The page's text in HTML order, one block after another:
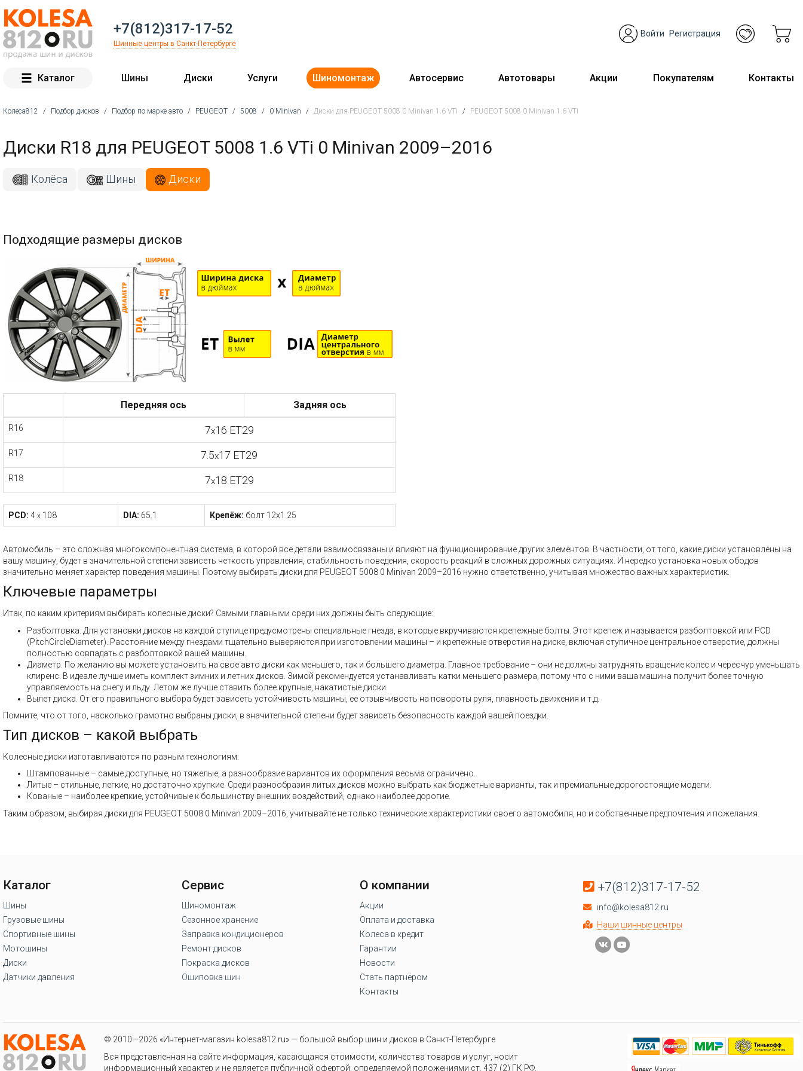
+7(812)317-17-52
Шинные центры в Санкт-Петербурге
Войти Регистрация
Каталог Шины Диски Услуги Шиномонтаж Автосервис Автотовары Акции Покупателям Контакты
Колеса812 / Подбор дисков / Подбор по марке авто / PEUGEOT / 5008 / 0 Minivan / Диски для PEUGEOT 5008 0 Minivan 1.6 VTi / PEUGEOT 5008 0 Minivan 1.6 VTi
Диски R18 для PEUGEOT 5008 1.6 VTi 0 Minivan 2009–2016
Колёса Шины Диски
Подходящие размеры дисков
Передняя ось Задняя ось
R16 7x16 ET29
R17 7.5x17 ET29
R18 7x18 ET29
PCD: 4 x 108 DIA: 65.1 Крепёж: болт 12x1.25
Автомобиль – это сложная многокомпонентная система, в которой все детали взаимосвязаны и влияют на функционирование других элементов. В частности, от того, какие диски установлены на
вашу машину, будет в значительной степени зависеть четкость управления, стабильность поведения, скорость реакций в сложных дорожных ситуациях. И нередко установка новых ободов
значительно меняет характер поведения машины. Поэтому выбирать диски для PEUGEOT 5008 0 Minivan 2009–2016 нужно ответственно, учитывая множество важных характеристик.
Ключевые параметры
Итак, по каким критериям выбирать колесные диски? Самыми главными среди них должны быть следующие:
Разболтовка. Для установки дисков на каждой ступице предусмотрены специальные гнезда, в которые вкручиваются крепежные болты. Этот крепеж и называется разболтовкой или PCD
(PitchCircleDiameter). Расстояние между гнездами тщательно выверяются при изготовлении машины – и крепежные отверстия на диске, включая ступичное центральное отверстие, должны
полностью совпадать с разболтовкой вашей машины.
Диаметр. По желанию вы можете установить на свое авто диски как меньшего, так и большего диаметра. Главное требование – они не должны затруднять вращение колес и чересчур уменьшать
клиренс. В идеале лучше иметь комплект зимних и летних дисков. Зимой рекомендуется устанавливать катки меньшего размера, потому что с ними ваша машина получит более точную
управляемость на снегу и льду. Летом же лучше ставить более крупные, накатистые диски.
Вылет диска. От его правильного выбора будет зависеть устойчивость машины, ее отзывчивость на повороты руля, плавность движения и т.д.
Помните, что от того, насколько грамотно выбраны диски, в значительной степени будет зависеть безопасность каждой вашей поездки.
Тип дисков – какой выбрать
Колесные диски изготавливаются по разным технологиям:
Штампованные – самые доступные, но тяжелые, а разнообразие вариантов их оформления весьма ограничено.
Литые – стильные, легкие, но достаточно хрупкие. Среди разнообразия литых дисков можно выбрать как бюджетные варианты, так и премиальные дорогостоящие модели.
Кованые – наиболее крепкие, устойчивые к большинству внешних воздействий, однако наиболее дорогие.
Таким образом, выбирая диски для PEUGEOT 5008 0 Minivan 2009–2016, учитывайте не только технические характеристики своего автомобиля, но и собственные предпочтения и пожелания.
Каталог
Шины
Грузовые шины
Спортивные шины
Мотошины
Диски
Датчики давления
Сервис
Шиномонтаж
Сезонное хранение
Заправка кондиционеров
Ремонт дисков
Покраска дисков
Ошиповка шин
О компании
Акции
Оплата и доставка
Колеса в кредит
Гарантии
Новости
Стать партнёром
Контакты
+7(812)317-17-52
info@kolesa812.ru
Наши шинные центры
© 2010—2026 «Интернет-магазин kolesa812.ru» — большой выбор шин и дисков в Санкт-Петербурге
Вся представленная на сайте информация, касающаяся стоимости, количества товаров и услуг, носит
информационный характер и не является публичной офертой, определяемой положениями ст. 437 (2) ГК РФ.